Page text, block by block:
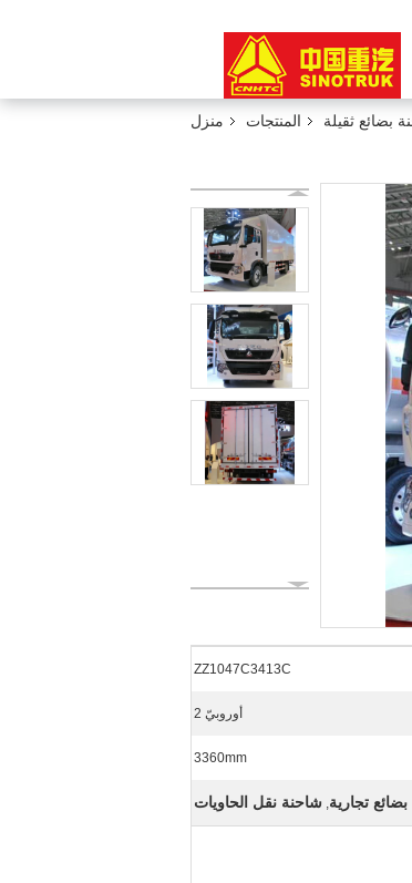
منزل المنتجات بضائع ثقيلة
ZZ1047C3413C
أوروبيّ 2
3360mm
تجارية, شاحنة نقل الحاويات